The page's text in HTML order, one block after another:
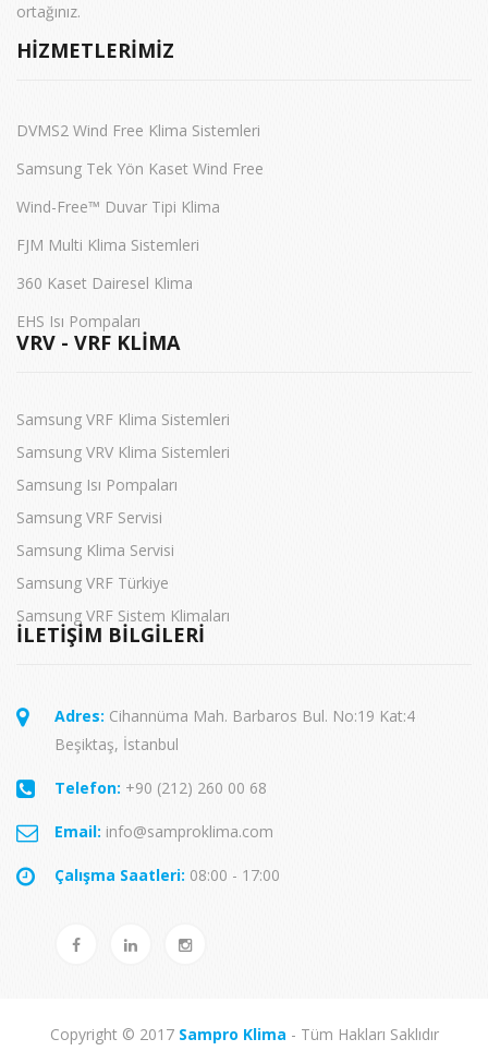
ortağınız.
HIZMETLERIMIZ
DVMS2 Wind Free Klima Sistemleri
Samsung Tek Yön Kaset Wind Free
Wind-Free™ Duvar Tipi Klima
FJM Multi Klima Sistemleri
360 Kaset Dairesel Klima
EHS Isı Pompaları
VRV - VRF KLIMA
Samsung VRF Klima Sistemleri
Samsung VRV Klima Sistemleri
Samsung Isı Pompaları
Samsung VRF Servisi
Samsung Klima Servisi
Samsung VRF Türkiye
Samsung VRF Sistem Klimaları
İLETİŞİM BİLGİLERİ
Adres: Cihannüma Mah. Barbaros Bul. No:19 Kat:4
Beşiktaş, İstanbul
Telefon: +90 (212) 260 00 68
Email: info@samproklima.com
Çalışma Saatleri: 08:00 - 17:00
Copyright © 2017 Sampro Klima - Tüm Hakları Saklıdır